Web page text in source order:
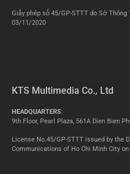
Giấy phép số 45/GP-STTT do Sở Thông
03/11/2020
KTS Multimedia Co., Ltd
HEADQUARTERS:
9th Floor, Pearl Plaza, 561A Dien Bien
License No.45/GP-STTT issued by the
Communications of Ho Chi Minh City on